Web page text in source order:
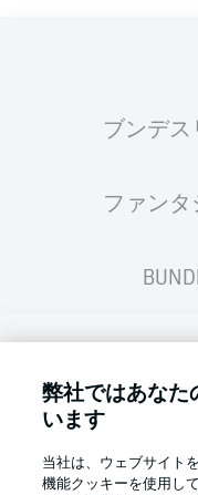
ブンデ
ファン
2026/2027
弊社ではあなた
います
当社は、ウェブサイト
機能クッキーを使用し